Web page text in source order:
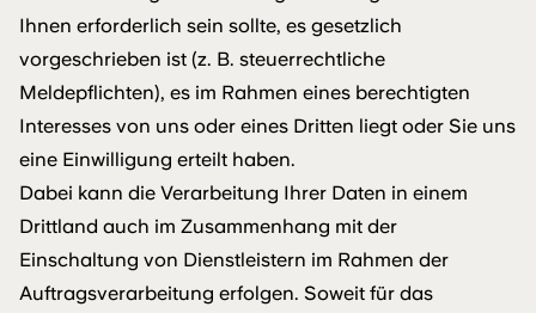
Ihnen erforderlich sein sollte, es gesetzlich
vorgeschrieben ist (z. B. steuerrechtliche
Meldepflichten), es im Rahmen eines berechtigten
Interesses von uns oder eines Dritten liegt oder Sie uns
eine Einwilligung erteilt haben.
Dabei kann die Verarbeitung Ihrer Daten in einem
Drittland auch im Zusammenhang mit der
Einschaltung von Dienstleistern im Rahmen der
Auftragsverarbeitung erfolgen. Soweit für das